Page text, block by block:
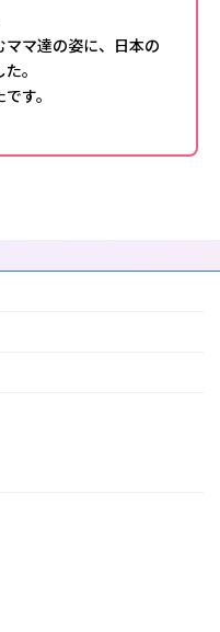
ママ達の姿に、日本の
。
す。